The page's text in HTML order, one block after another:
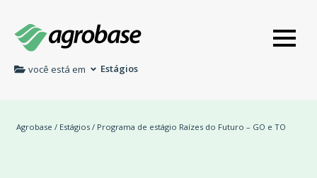
você está em Estágios
Agrobase / Estágios / Programa de estágio Raízes do Futuro – GO e TO